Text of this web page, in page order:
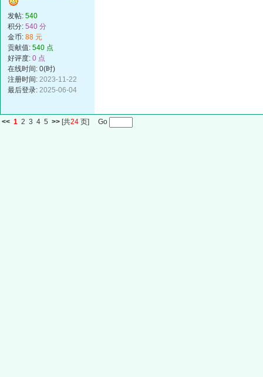
发帖: 540
积分: 540 分
金币: 88 元
贡献值: 540 点
好评度: 0 点
在线时间: 0(时)
注册时间: 2023-11-22
最后登录: 2025-06-04
<< 1 2 3 4 5 >> [共24 页] Go